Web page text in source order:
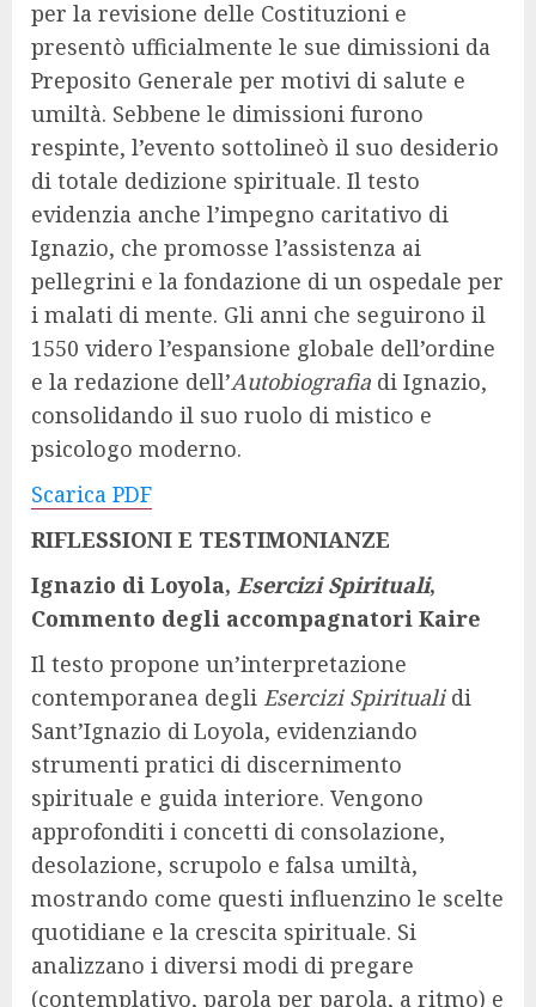
per la revisione delle Costituzioni e
presentò ufficialmente le sue dimissioni da
Preposito Generale per motivi di salute e
umiltà. Sebbene le dimissioni furono
respinte, l’evento sottolineò il suo desiderio
di totale dedizione spirituale. Il testo
evidenzia anche l’impegno caritativo di
Ignazio, che promosse l’assistenza ai
pellegrini e la fondazione di un ospedale per
i malati di mente. Gli anni che seguirono il
1550 videro l’espansione globale dell’ordine
e la redazione dell’Autobiografia di Ignazio,
consolidando il suo ruolo di mistico e
psicologo moderno.
Scarica PDF
RIFLESSIONI E TESTIMONIANZE
Ignazio di Loyola, Esercizi Spirituali,
Commento degli accompagnatori Kaire
Il testo propone un’interpretazione
contemporanea degli Esercizi Spiritualidi
Sant’Ignazio di Loyola, evidenziando
strumenti pratici di discernimento
spirituale e guida interiore. Vengono
approfonditi i concetti di consolazione,
desolazione, scrupolo e falsa umiltà,
mostrando come questi influenzino le scelte
quotidiane e la crescita spirituale. Si
analizzano i diversi modi di pregare
(contemplativo, parola per parola, a ritmo) e